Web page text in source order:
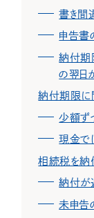
書き間
申告書
納付期
の翌日
納付期限に
少額ず
現金で
相続税を納
納付が
未申告